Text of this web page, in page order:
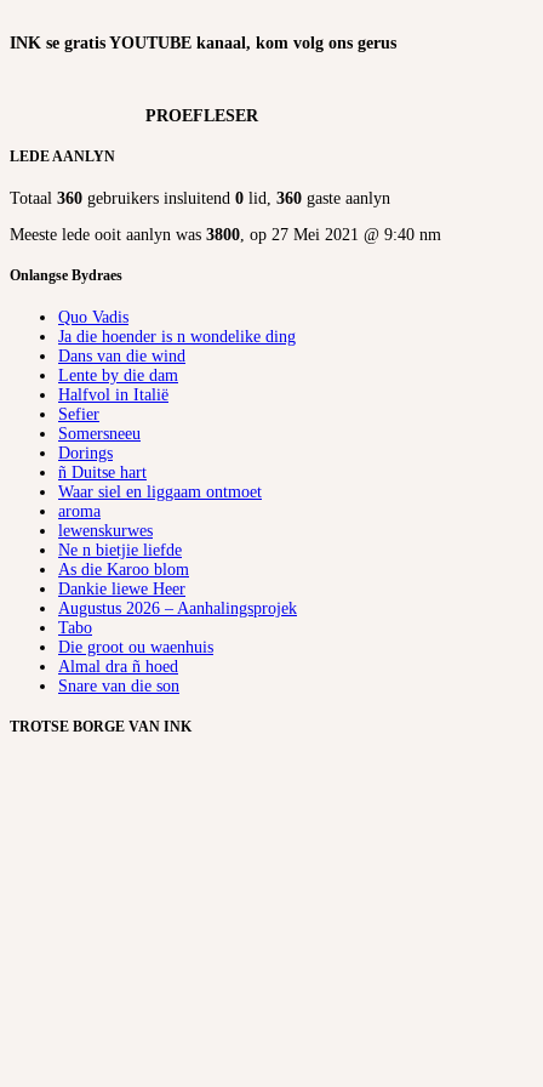
INK se gratis YOUTUBE kanaal, kom volg ons gerus
PROEFLESER
LEDE AANLYN
Totaal 360 gebruikers insluitend 0 lid, 360 gaste aanlyn
Meeste lede ooit aanlyn was 3800 , op 27 Mei 2021 @ 9:40 nm
Onlangse Bydraes
Quo Vadis
Ja die hoender is n wondelike ding
Dans van die wind
Lente by die dam
Halfvol in Italië
Sefier
Somersneeu
Dorings
ñ Duitse hart
Waar siel en liggaam ontmoet
aroma
lewenskurwes
Ne n bietjie liefde
As die Karoo blom
Dankie liewe Heer
Augustus 2026 – Aanhalingsprojek
Tabo
Die groot ou waenhuis
Almal dra ñ hoed
Snare van die son
TROTSE BORGE VAN INK